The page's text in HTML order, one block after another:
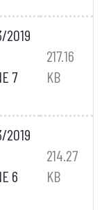
2019
7
217.16
KB
2019
6
214.27
KB